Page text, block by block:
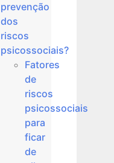
prevenção
dos
riscos
psicossociais?
Fatores
de
riscos
psicossociais
para
ficar
de